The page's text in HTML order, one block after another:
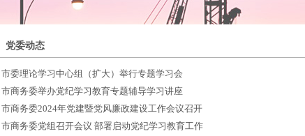
党委动态
市委理论学习中心组（扩大）举行专题学习会
市商务委举办党纪学习教育专题辅导学习讲座
市商务委2024年党建暨党风廉政建设工作会议召开
市商务委党组召开会议 部署启动党纪学习教育工作